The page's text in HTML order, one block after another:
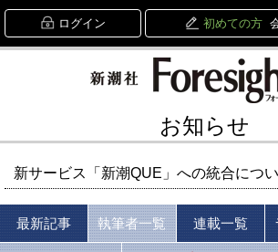
ログイン 初めての方
お知らせ
新サービス「新潮QUE」への統合につ
最新記事 執筆者一覧 連載一覧